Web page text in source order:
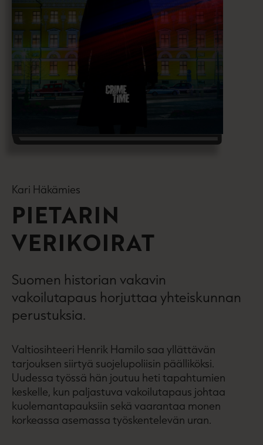
Kari Häkämies
PIETARIN
VERIKOIRAT
Suomen historian vakavin
vakoilutapaus horjuttaa yhteiskunnan
perustuksia.
Valtiosihteeri Henrik Hamilo saa yllättävän
tarjouksen siirtyä suojelupoliisin päälliköksi.
Uudessa työssä hän joutuu heti tapahtumien
keskelle, kun paljastuva vakoilutapaus johtaa
kuolemantapauksiin sekä vaarantaa monen
korkeassa asemassa työskentelevän uran.